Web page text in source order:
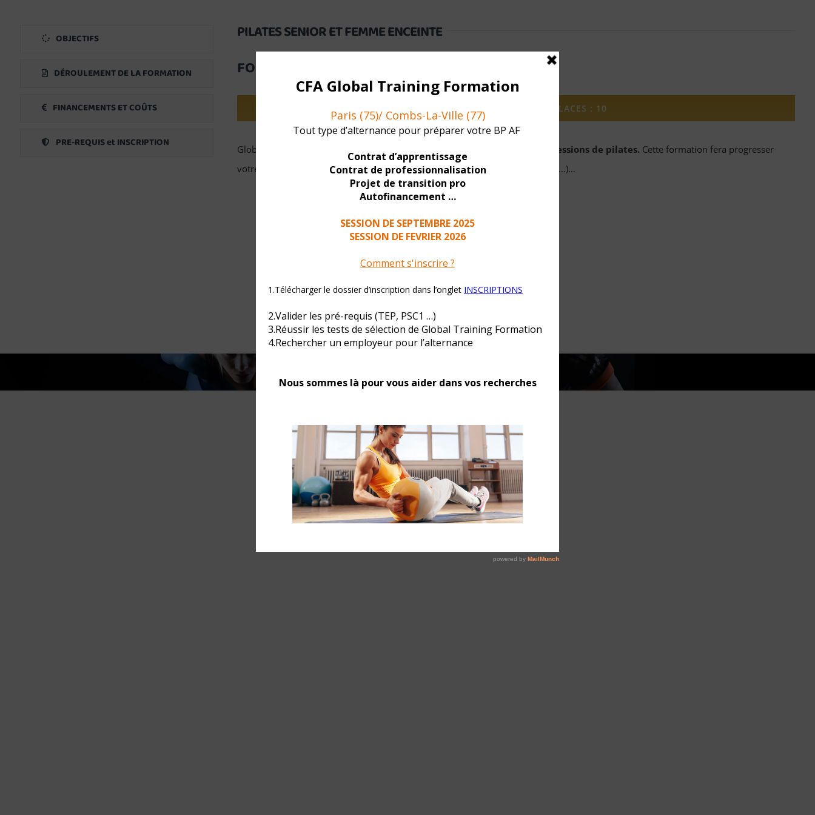
OBJECTIFS
DÉROULEMENT DE LA FORMATION
FINANCEMENTS ET COÛTS
PRE-REQUIS et INSCRIPTION
PILATES SENIOR ET FEMME ENCEINTE
FORMATION QUALIFIANTE
DIPLÔMÉS /NOMBRE DE PLACES : 10
Global Training Formation organise tout au long de l’année différentes sessions de pilates. Cette formation fera progresser
votre niveau de pratique personnelle et votre enseignement (en cours, studio…)…
FORMATEUR